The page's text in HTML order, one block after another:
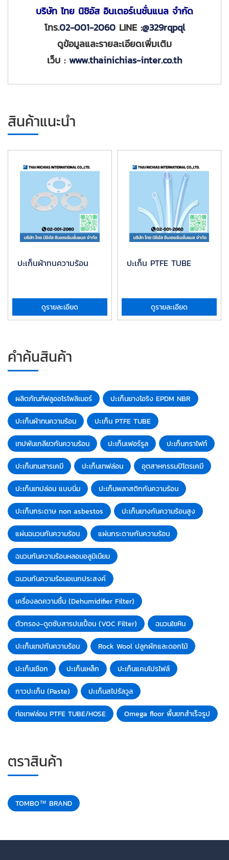
บริษัท ไทย นิชิอัส อินเตอร์เนชั่นแนล จำกัด
โทร.02-001-2060LINE :@329rqpql
ดูข้อมูลและรายละเอียดเพิ่มเติม
เว็บ : www.thainichias-inter.co.th
สินค้าแนะนำ
ปะเก็นผ้าทนความร้อน
ดูรายละเอียด
ปะเก็น PTFE TUBE
ดูรายละเอียด
คำค้นสินค้า
ผลิตภัณฑ์ฟลูออโรโพลิเมอร์ ปะเก็นยางโอริง EPDM NBR
ปะเก็นผ้าทนความร้อน ปะเก็น PTFE TUBE
เทปพันเกลียวกันความร้อน ปะเก็นเฟอร์รูล ปะเก็นกราไฟท์
ปะเก็นทนสารเคมี ปะเก็นเทฟล่อน อุตสาหกรรมปิโตรเคมี
ปะเก็นเทปล่อน แบบนิ่ม ปะเก็นพลาสติกกันความร้อน
ปะเก็นกระดาษ non asbestos ปะเก็นยางกันความร้อนสูง
แผ่นฉนวนกันความร้อน แผ่นกระดาษกันความร้อน
ฉนวนกันความร้อนหลอมอลูมิเนียม
ฉนวนกันความร้อนอเนกประสงค์
เครื่องลดความชื้น (Dehumidifier Filter)
ตัวกรอง-ดูดซับสารปนเปื้อน (VOC Filter) ฉนวนใยหิน
ปะเก็นเทปกันความร้อน Rock Wool ปลูกผักและดอกไม้
ปะเก็นเชือก ปะเก็นเหล็ก ปะเก็นแคมโปรไฟล์
กาวปะเก็น (Paste) ปะเก็นสไปรัลวูล
ท่อเทฟล่อน PTFE TUBE/HOSE Omega floor พื้นยกสำเร็จรูป
ตราสินค้า
TOMBO™ BRAND